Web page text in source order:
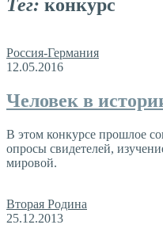
Тег: конкурс
Россия-Германия
12.05.2016
Человек в
В этом конкурсе прошлое
опросы свидетелей,
мировой.
Вторая Родина
25.12.2013